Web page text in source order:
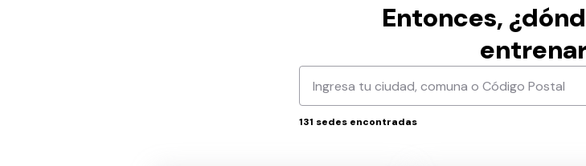
Entonces,
131 sedes encontradas